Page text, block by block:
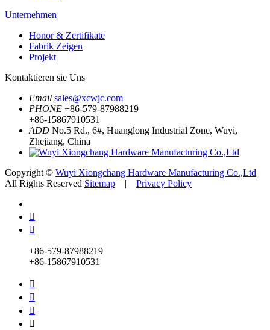
Unternehmen
Honor & Zertifikate
Fabrik Zeigen
Projekt
Kontaktieren sie Uns
Email sales@xcwjc.com
PHONE +86-579-87988219
+86-15867910531
ADD No.5 Rd., 6#, Huanglong Industrial Zone, Wuyi,
Zhejiang, China
Copyright © Wuyi Xiongchang Hardware Manufacturing Co.,Ltd
All Rights Reserved Sitemap | Privacy Policy


+86-579-87988219
+86-15867910531



